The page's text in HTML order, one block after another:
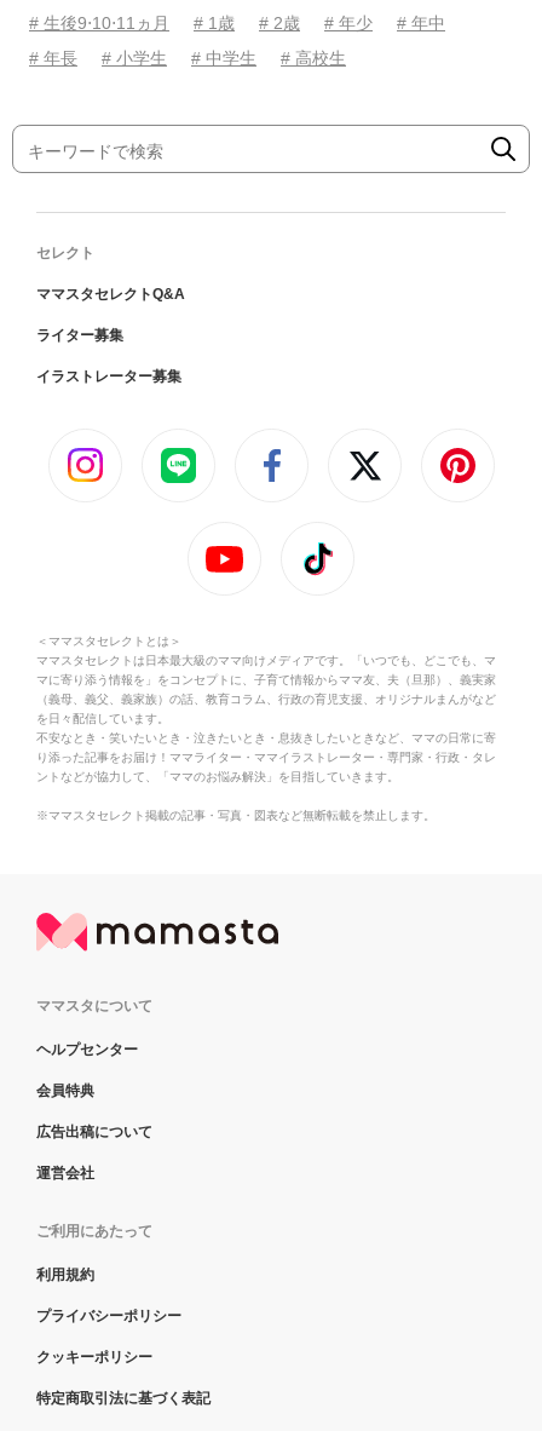
# 生後9⋅10⋅11ヵ月
# 1歳 # 2歳 # 年少
# 年中
# 年長
# 小学生 # 中学生 # 高校生
セレクト
ママスタセレクトQ&A
ライター募集
イラストレーター募集
＜ママスタセレクトとは＞
ママスタセレクトは日本最大級のママ向けメディアです。「いつでも、どこでも、マ
マに寄り添う情報を」をコンセプトに、子育て情報からママ友、夫（旦那）、義実家
（義母、義父、義家族）の話、教育コラム、行政の育児支援、オリジナルまんがなど
を日々配信しています。
不安なとき・笑いたいとき・泣きたいとき・息抜きしたいときなど、ママの日常に寄
り添った記事をお届け！ママライター・ママイラストレーター・専門家・行政・タレ
ントなどが協力して、「ママのお悩み解決」を目指していきます。
※ママスタセレクト掲載の記事・写真・図表など無断転載を禁止します。
ママスタについて
ヘルプセンター
会員特典
広告出稿について
運営会社
ご利用にあたって
利用規約
プライバシーポリシー
クッキーポリシー
特定商取引法に基づく表記